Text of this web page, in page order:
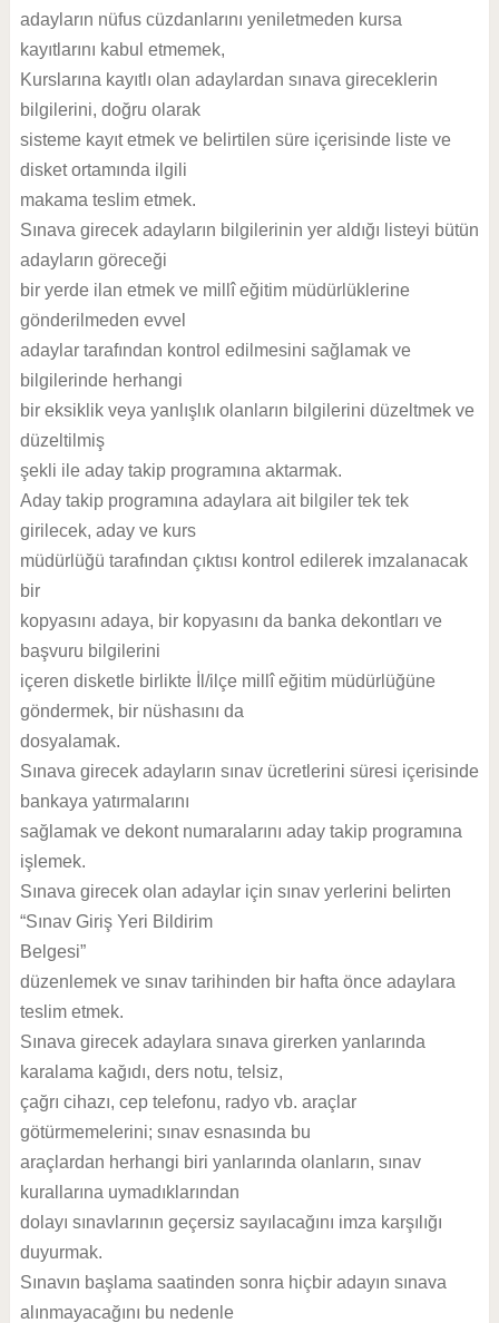
adayların nüfus cüzdanlarını yeniletmeden kursa
kayıtlarını kabul etmemek,
Kurslarına kayıtlı olan adaylardan sınava gireceklerin
bilgilerini, doğru olarak
sisteme kayıt etmek ve belirtilen süre içerisinde liste ve
disket ortamında ilgili
makama teslim etmek.
Sınava girecek adayların bilgilerinin yer aldığı listeyi bütün
adayların göreceği
bir yerde ilan etmek ve millî eğitim müdürlüklerine
gönderilmeden evvel
adaylar tarafından kontrol edilmesini sağlamak ve
bilgilerinde herhangi
bir eksiklik veya yanlışlık olanların bilgilerini düzeltmek ve
düzeltilmiş
şekli ile aday takip programına aktarmak.
Aday takip programına adaylara ait bilgiler tek tek
girilecek, aday ve kurs
müdürlüğü tarafından çıktısı kontrol edilerek imzalanacak
bir
kopyasını adaya, bir kopyasını da banka dekontları ve
başvuru bilgilerini
içeren disketle birlikte İl/ilçe millî eğitim müdürlüğüne
göndermek, bir nüshasını da
dosyalamak.
Sınava girecek adayların sınav ücretlerini süresi içerisinde
bankaya yatırmalarını
sağlamak ve dekont numaralarını aday takip programına
işlemek.
Sınava girecek olan adaylar için sınav yerlerini belirten
“Sınav Giriş Yeri Bildirim
Belgesi”
düzenlemek ve sınav tarihinden bir hafta önce adaylara
teslim etmek.
Sınava girecek adaylara sınava girerken yanlarında
karalama kağıdı, ders notu, telsiz,
çağrı cihazı, cep telefonu, radyo vb. araçlar
götürmemelerini; sınav esnasında bu
araçlardan herhangi biri yanlarında olanların, sınav
kurallarına uymadıklarından
dolayı sınavlarının geçersiz sayılacağını imza karşılığı
duyurmak.
Sınavın başlama saatinden sonra hiçbir adayın sınava
alınmayacağını bu nedenle